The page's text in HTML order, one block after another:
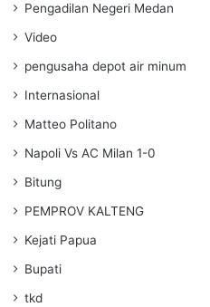
Pengadilan Negeri Medan
Video
pengusaha depot air minum
Internasional
Matteo Politano
Napoli Vs AC Milan 1-0
Bitung
PEMPROV KALTENG
Kejati Papua
Bupati
tkd